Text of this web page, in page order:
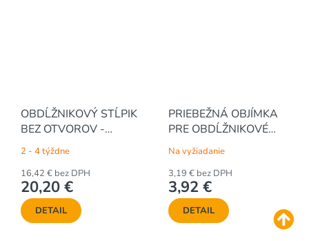
OBDĹŽNIKOVÝ STĹPIK
BEZ OTVOROV -
POZINKOVANÝ, 2200 /
40 x 60 / 1.5 mm
2 - 4 týždne
16,42 € bez DPH
20,20 €
DETAIL
PRIEBEŽNÁ OBJÍMKA
PRE OBDĹŽNIKOVÉ
STĹPIKY 40 x 60 -
POZINKOVANÁ
Na vyžiadanie
3,19 € bez DPH
3,92 €
DETAIL